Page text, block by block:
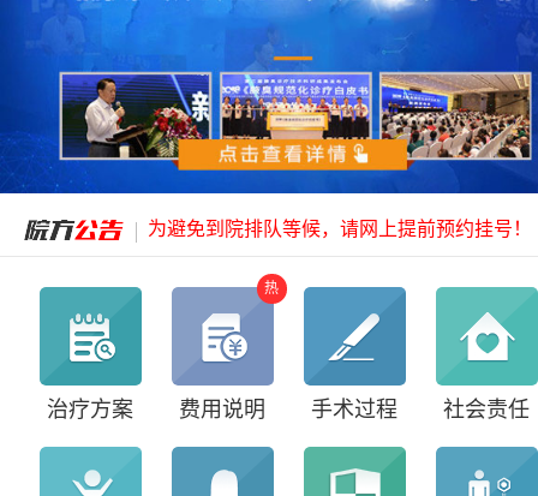
为避免到院排队等候，请网上提前预约挂号！
治疗方案
热
费用说明 手术过程 社会责任